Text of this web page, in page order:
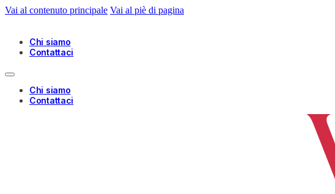
Vai al contenuto principale Vai al piè di pagina
Chi siamo
Contattaci
Chi siamo
Contattaci